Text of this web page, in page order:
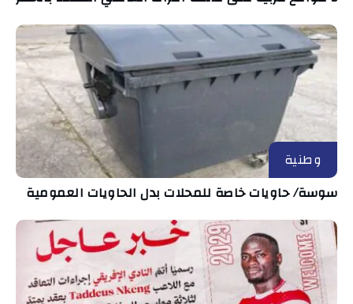
وطنية
سوسة/ حاويات خاصة للمحلات بدل الحاويات العمومية